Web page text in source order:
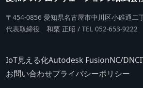
〒454-0856 愛知県名古屋市中川区小碓通二
代表取締役 和栗 正昭 / TEL 052-653-9222
IoT見える化Autodesk FusionNC/DNC
お問い合わせプライバシーポリシー